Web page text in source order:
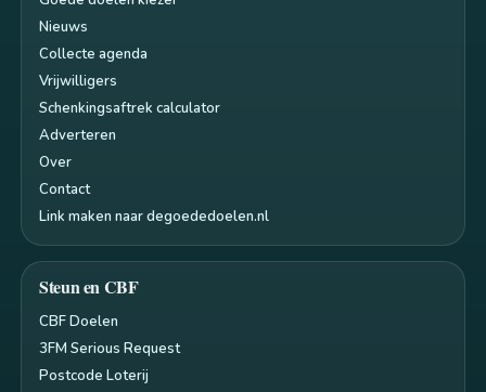
Nieuws
Collecte agenda
Vrijwilligers
Schenkingsaftrek calculator
Adverteren
Over
Contact
Link maken naar degoededoelen.nl
Steun en CBF
CBF Doelen
3FM Serious Request
Postcode Loterij